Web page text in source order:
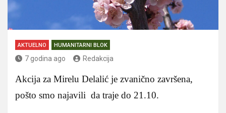
AKTUELNO HUMANITARNI BLOK
7 godina ago Redakcija
Akcija za Mirelu Delalić je zvanično završena,
pošto smo najavili da traje do 21.10.